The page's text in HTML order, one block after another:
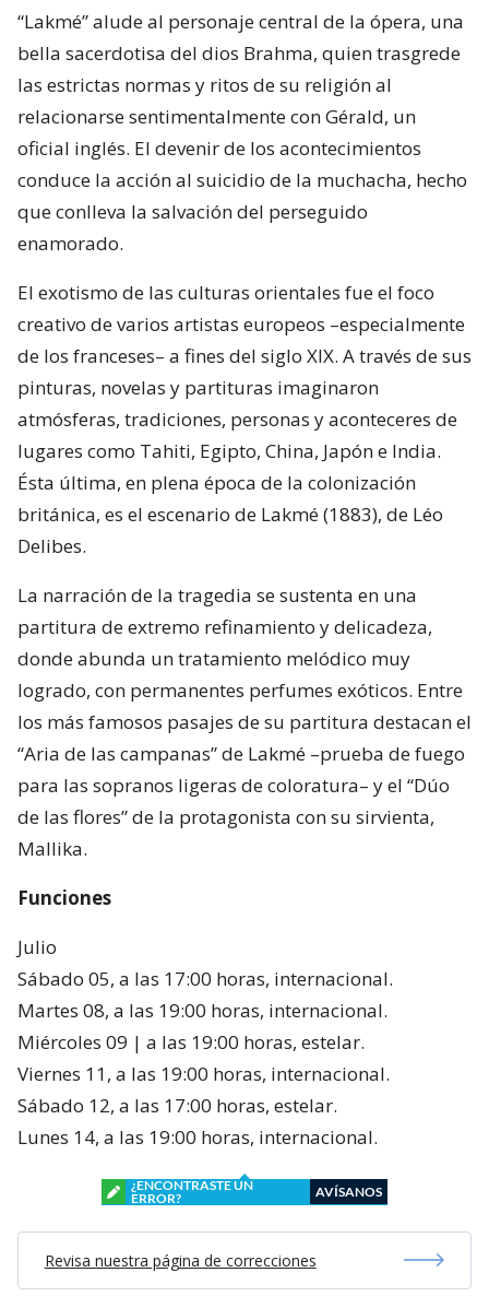
“Lakmé” alude al personaje central de la ópera, una
bella sacerdotisa del dios Brahma, quien trasgrede
las estrictas normas y ritos de su religión al
relacionarse sentimentalmente con Gérald, un
oficial inglés. El devenir de los acontecimientos
conduce la acción al suicidio de la muchacha, hecho
que conlleva la salvación del perseguido
enamorado.
El exotismo de las culturas orientales fue el foco
creativo de varios artistas europeos –especialmente
de los franceses– a fines del siglo XIX. A través de sus
pinturas, novelas y partituras imaginaron
atmósferas, tradiciones, personas y aconteceres de
lugares como Tahiti, Egipto, China, Japón e India.
Ésta última, en plena época de la colonización
británica, es el escenario de Lakmé (1883), de Léo
Delibes.
La narración de la tragedia se sustenta en una
partitura de extremo refinamiento y delicadeza,
donde abunda un tratamiento melódico muy
logrado, con permanentes perfumes exóticos. Entre
los más famosos pasajes de su partitura destacan el
“Aria de las campanas” de Lakmé –prueba de fuego
para las sopranos ligeras de coloratura– y el “Dúo
de las flores” de la protagonista con su sirvienta,
Mallika.
Funciones
Julio
Sábado 05, a las 17:00 horas, internacional.
Martes 08, a las 19:00 horas, internacional.
Miércoles 09 | a las 19:00 horas, estelar.
Viernes 11, a las 19:00 horas, internacional.
Sábado 12, a las 17:00 horas, estelar.
Lunes 14, a las 19:00 horas, internacional.
¿ENCONTRASTE UN
ERROR?
AVÍSANOS
Revisa nuestra página de correcciones